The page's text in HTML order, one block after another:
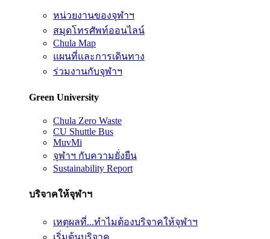
หน่วยงานของจุฬาฯ
สมุดโทรศัพท์ออนไลน์
Chula Map
แผนที่และการเดินทาง
ร่วมงานกับจุฬาฯ
Green University
Chula Zero Waste
CU Shuttle Bus
MuvMi
จุฬาฯ กับความยั่งยืน
Sustainability Report
บริจาคให้จุฬาฯ
เหตุผลที่...ทำไมต้องบริจาคให้จุฬาฯ